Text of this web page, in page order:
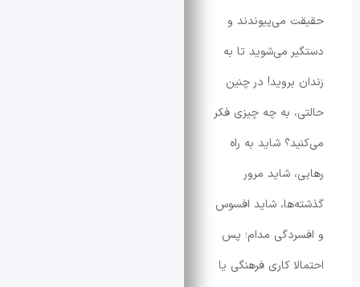
می‌پیوندند و
می‌شوید تا به
در چنین
به چه چیزی فکر
شاید به راه
شاید مرور
شاید افسوس
مدام؛ پس
کاری فرهنگی یا